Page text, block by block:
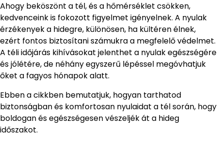
Ahogy beköszönt a tél, és a hőmérséklet csökken,
kedvenceink is fokozott figyelmet igényelnek. A nyulak
érzékenyek a hidegre, különösen, ha kültéren élnek,
ezért fontos biztosítani számukra a megfelelő védelmet.
A téli időjárás kihívásokat jelenthet a nyulak egészségére
és jólétére, de néhány egyszerű lépéssel megóvhatjuk
őket a fagyos hónapok alatt.
Ebben a cikkben bemutatjuk, hogyan tarthatod
biztonságban és komfortosan nyulaidat a tél során, hogy
boldogan és egészségesen vészeljék át a hideg
időszakot.